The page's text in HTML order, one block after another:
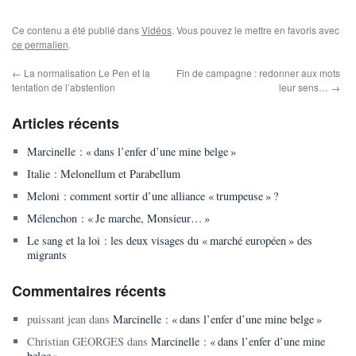
Ce contenu a été publié dansVidéos. Vous pouvez le mettre en favoris avec
ce permalien.
← La normalisation Le Pen et la
tentation de l’abstention
Fin de campagne : redonner aux mots
leur sens… →
Articles récents
Marcinelle : « dans l’enfer d’une mine belge »
Italie : Melonellum et Parabellum
Meloni : comment sortir d’une alliance « trumpeuse » ?
Mélenchon : « Je marche, Monsieur… »
Le sang et la loi : les deux visages du « marché européen » des
migrants
Commentaires récents
puissant jean dans Marcinelle : « dans l’enfer d’une mine belge »
Christian GEORGES dans Marcinelle : « dans l’enfer d’une mine